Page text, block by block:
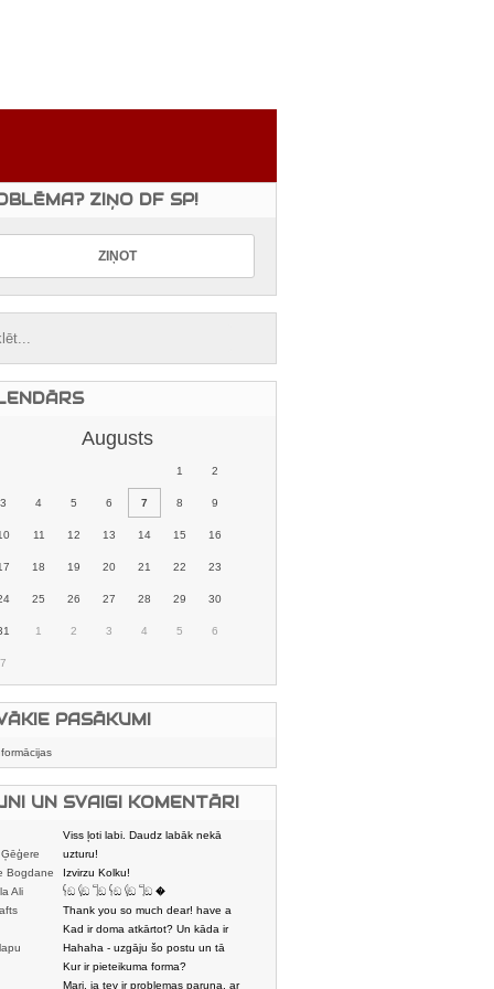
ZIŅO DF SP!
Augusts
1 2
3 4 5 6 7 8 9
11 12 13 14 15 16
18 19 20 21 22 23
25 26 27 28 29 30
1 2 3 4 5 6
7
PASĀKUMI
UN SVAIGI KOMENTĀRI
Viss ļoti labi. Daudz labāk nekā
karstmaizīšu
uzturu!
Bogdane
Izvirzu Kolku!
Ali
𓌜ඞ 𓌱ඞ 𓌏ඞ 𓌜ඞ 𓌱ඞ 𓌏ඞ �
Thank you so much dear! have a
nice day
Kad ir doma atkārtot? Un kāda ir
aptuvenā dalī
Hahaha - uzgāju šo postu un tā
sasmējos. Četr
Kur ir pieteikuma forma?
Mari, ja tev ir problemas paruna, ar